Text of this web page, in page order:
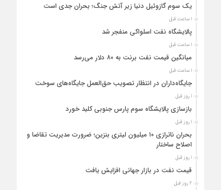
یک سوم گازوئیل دنیا زیر آتش جنگ؛ بحران جدی است
1 ساعت قبل
پالایشگاه نفت اسلواکی منفجر شد
1 ساعت قبل
میانگین قیمت نفت برنت به ۸۰ دلار می‌رسد
1 ساعت قبل
جایگاه‌داران در انتظار تصویب حق‌العمل جایگاه‌های سوخت
1 روز قبل
بازسازی پالایشگاه سوم پارس جنوبی کلید خورد
1 روز قبل
بحران ناترازی ۱۰ میلیون لیتری بنزین؛ ضرورت مدیریت تقاضا و
اصلاح ساختار
1 روز قبل
قیمت نفت در بازار جهانی افزایش یافت
2 روز قبل